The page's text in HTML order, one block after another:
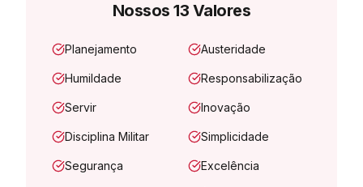
Nossos 13 Valores
Planejamento Austeridade
Humildade Responsabilização
Servir Inovação
Disciplina Militar Simplicidade
Segurança Excelência